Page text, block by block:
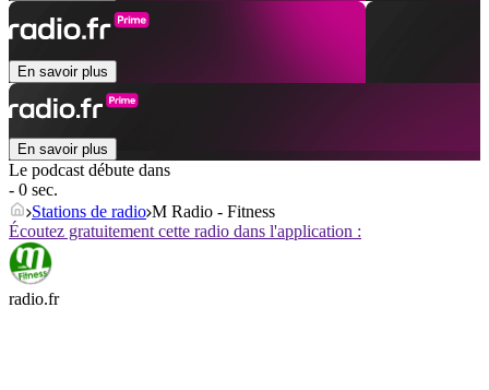
En savoir plus
En savoir plus
Le podcast débute dans
- 0 sec.
Stations de radio M Radio - Fitness
Écoutez gratuitement cette radio dans l'application :
radio.fr